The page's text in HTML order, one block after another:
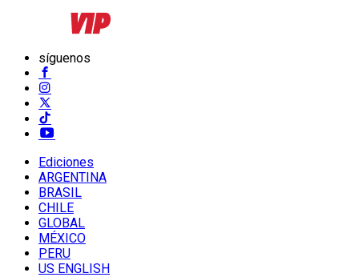
síguenos
Ediciones
ARGENTINA
BRASIL
CHILE
GLOBAL
MÉXICO
PERU
US ENGLISH